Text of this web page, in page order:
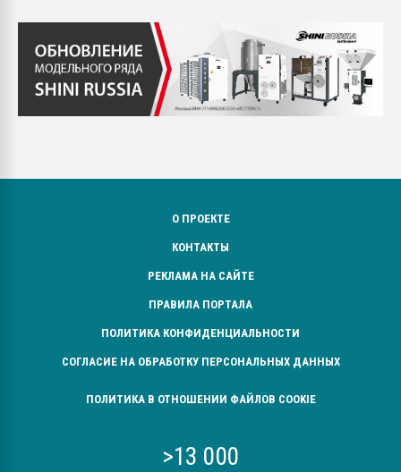
О ПРОЕКТЕ
КОНТАКТЫ
РЕКЛАМА НА САЙТЕ
ПРАВИЛА ПОРТАЛА
ПОЛИТИКА КОНФИДЕНЦИАЛЬНОСТИ
СОГЛАСИЕ НА ОБРАБОТКУ ПЕРСОНАЛЬНЫХ ДАННЫХ
ПОЛИТИКА В ОТНОШЕНИИ ФАЙЛОВ COOKIE
>13 000